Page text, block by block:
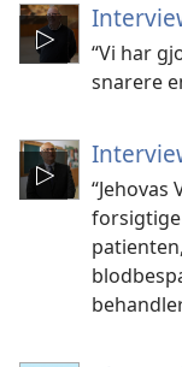
“Vi har
snarere